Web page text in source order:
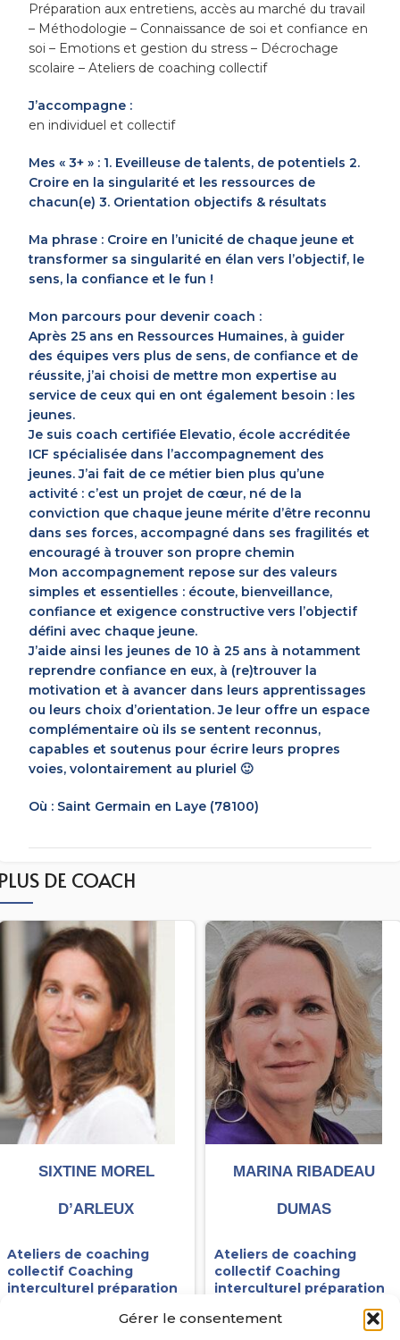
Gérer le consentement
Préparation aux entretiens, accès au marché du travail
– Méthodologie – Connaissance de soi et confiance en
soi – Emotions et gestion du stress – Décrochage
scolaire – Ateliers de coaching collectif
J’accompagne :
en individuel et collectif
Mes « 3+ » : 1. Eveilleuse de talents, de potentiels 2.
Croire en la singularité et les ressources de
chacun(e) 3. Orientation objectifs & résultats
Ma phrase : Croire en l’unicité de chaque jeune et
transformer sa singularité en élan vers l’objectif, le
sens, la confiance et le fun !
Mon parcours pour devenir coach :
Après 25 ans en Ressources Humaines, à guider
des équipes vers plus de sens, de confiance et de
réussite, j’ai choisi de mettre mon expertise au
service de ceux qui en ont également besoin : les
jeunes.
Je suis coach certifiée Elevatio, école accréditée
ICF spécialisée dans l’accompagnement des
jeunes. J’ai fait de ce métier bien plus qu’une
activité : c’est un projet de cœur, né de la
conviction que chaque jeune mérite d’être reconnu
dans ses forces, accompagné dans ses fragilités et
encouragé à trouver son propre chemin
Mon accompagnement repose sur des valeurs
simples et essentielles : écoute, bienveillance,
confiance et exigence constructive vers l’objectif
défini avec chaque jeune.
J’aide ainsi les jeunes de 10 à 25 ans à notamment
reprendre confiance en eux, à (re)trouver la
motivation et à avancer dans leurs apprentissages
ou leurs choix d’orientation. Je leur offre un espace
complémentaire où ils se sentent reconnus,
capables et soutenus pour écrire leurs propres
voies, volontairement au pluriel 🙂
Où : Saint Germain en Laye (78100)
SIXTINE MOREL
D’ARLEUX
Ateliers de coaching
collectif Coaching
interculturel préparation
Connaissance
MARINA RIBADEAU
DUMAS
Ateliers de coaching
collectif Coaching
interculturel préparation
Coaching
parental Connaissance